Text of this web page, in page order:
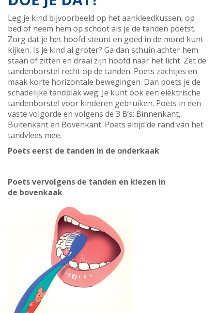
Leg je kind bijvoorbeeld op het aankleedkussen, op
bed of neem hem op schoot als je de tanden poetst.
Zorg dat je het hoofd steunt en goed in de mond kunt
kijken. Is je kind al groter? Ga dan schuin achter hem
staan of zitten en draai zijn hoofd naar het licht. Zet de
tandenborstel recht op de tanden. Poets zachtjes en
maak korte horizontale bewegingen. Dan poets je de
schadelijke tandplak weg. Je kunt ook een elektrische
tandenborstel voor kinderen gebruiken. Poets in een
vaste volgorde en volgens de 3 B’s: Binnenkant,
Buitenkant en Bovenkant. Poets altijd de rand van het
tandvlees mee.
Poets eerst de tanden in de onderkaak
Poets vervolgens de tanden en kiezen in
de bovenkaak